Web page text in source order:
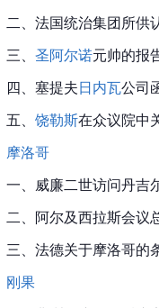
二、法国统治集团所供
三、 圣阿尔诺元帅的报
四、塞提夫日内瓦公司
五、 饶勒斯在众议院中
摩洛哥
一、威廉二世访问丹吉
二、阿尔及西拉斯会议
三、法德关于摩洛哥的
刚果